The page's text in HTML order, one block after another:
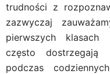
trudności z
zazwyczaj
pierwszych klasach
często dostrzegają
podczas